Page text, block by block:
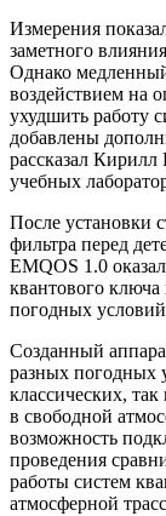
Измерения
заметного
Однако
воздействием на
ухудшить работу
добавлены
рассказал
учебных
После установки
фильтра перед
EMQOS 1.0
квантового
погодных
Созданный
разных погодных
классических,
в свободной
возможность
проведения
работы систем
атмосферной